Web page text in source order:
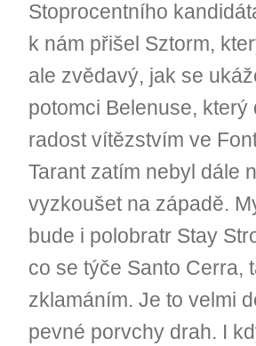
Stoprocentního
k nám přišel Sztorm,
ale zvědavý, jak se
potomci Belenuse,
radost vítězstvím ve
Tarant zatím nebyl dále
vyzkoušet na západě.
bude i polobratr Stay
co se týče Santo Cerra,
zklamáním. Je to velmi
pevné porvchy drah. I